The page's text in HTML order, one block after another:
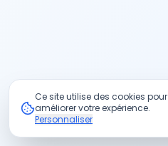
Ce site utilise des cookies pour
améliorer votre expérience.
Personnaliser